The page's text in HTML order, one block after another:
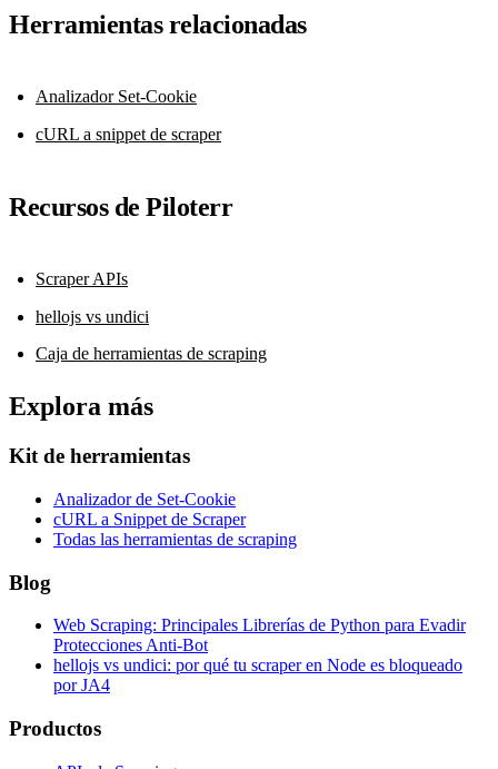
Herramientas relacionadas
Analizador Set-Cookie
cURL a snippet de scraper
Recursos de Piloterr
Scraper APIs
hellojs vs undici
Caja de herramientas de scraping
Explora más
Kit de herramientas
Analizador de Set-Cookie
cURL a Snippet de Scraper
Todas las herramientas de scraping
Blog
Web Scraping: Principales Librerías de Python para Evadir
Protecciones Anti-Bot
hellojs vs undici: por qué tu scraper en Node es bloqueado
por JA4
Productos